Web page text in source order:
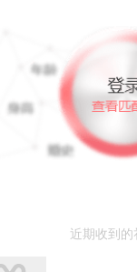
近期收到的